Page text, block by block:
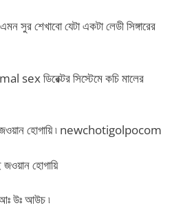
সুর শেখাবো যেটা একটা লেডী সিঙ্গারের
sex ডিরেক্টর সিস্টেমে কচি মালের
জওয়ান হোগায়ি ৷ newchotigolpocom
হোগায়ি
উঃ আউচ ৷